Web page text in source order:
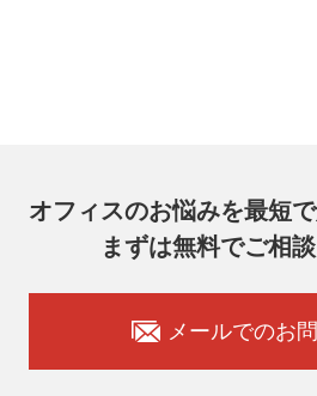
オフィスのお悩みを最短
まずは無料でご相談
メールでのお